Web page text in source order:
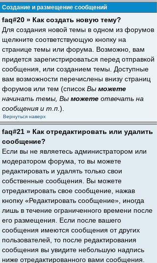
Создание и размещение сообщений
faq#20 » Как создать новую тему?
Для создания новой темы в одном из форумов
щелкните соответствующую кнопку на
странице темы или форума. Возможно, вам
придется зарегистрироваться перед отправкой
сообщения, или созданием темы. Доступные
вам возможности перечислены внизу страниц
форумов или тем (список Вы можете
начинать темы, Вы можете отвечать на
сообщения и т.п. ).
Вернуться наверх
faq#21 » Как отредактировать или удалить
сообщение?
Если вы не являетесь администратором или
модератором форума, то вы можете
редактировать и удалять только свои
собственные сообщения. Вы можете
отредактировать свое сообщение, нажав
кнопку «Редактировать сообщение», иногда
лишь в течение ограниченного времени после
его размещения. Если после вашего
сообщения имеются сообщения от других
пользователей, то после редактирования
сообщения вы увидите небольшую надпись
ниже отредактированного вами сообщения.